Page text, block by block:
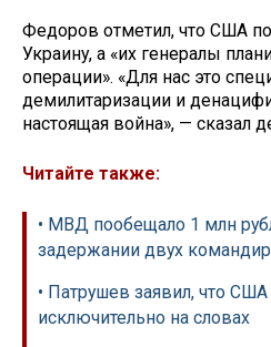
Федоров отметил, что США
Украину, а «их генералы
операции». «Для нас это
демилитаризации и
настоящая война», — сказал
Читайте также:
• МВД пообещало 1 млн
задержании двух
• Патрушев заявил, что
исключительно на словах